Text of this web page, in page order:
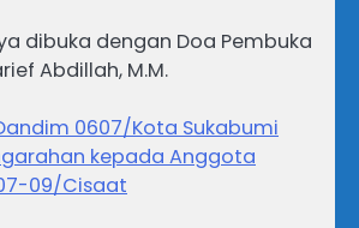
dibuka dengan Doa Pembuka
Abdillah, M.M.
0607/Kota Sukabumi
kepada Anggota
09/Cisaat